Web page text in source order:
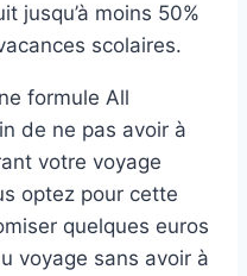
jusqu’à moins 50%
scolaires.
formule All
de ne pas avoir à
votre voyage
optez pour cette
quelques euros
voyage sans avoir à